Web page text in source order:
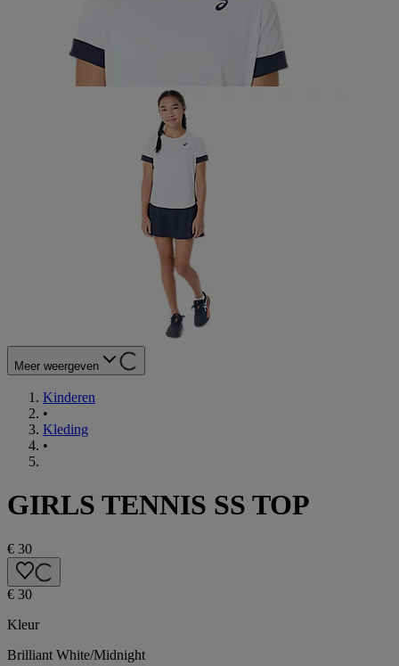
Meer weergeven
Kinderen
•
Kleding
•
GIRLS TENNIS SS TOP
€ 30
€ 30
Kleur
Brilliant White/Midnight